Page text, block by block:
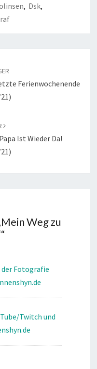
, Dsk,
Ferienwochenende
Ist Wieder Da!
Mein Weg zu
“
der Fotografie
Twitch und